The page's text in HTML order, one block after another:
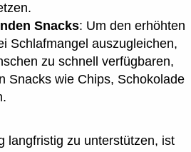
Snacks: Um den erhöhten
Schlafmangel auszugleichen,
zu schnell verfügbaren,
Snacks wie Chips, Schokolade
langfristig zu unterstützen, ist